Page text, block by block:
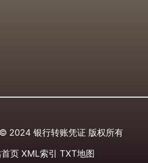
2024 银行转账凭证 版权所有
首页 XML索引 TXT地图